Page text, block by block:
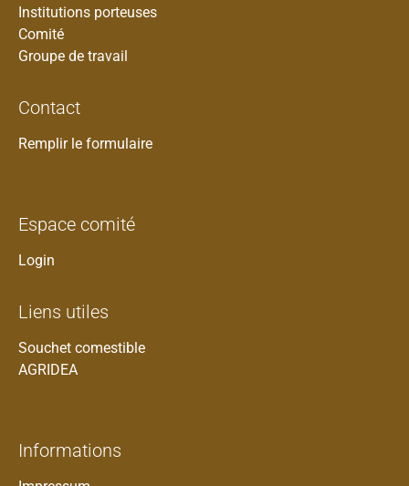
Institutions porteuses
Comité
Groupe de travail
Contact
Remplir le formulaire
Espace comité
Login
Liens utiles
Souchet comestible
AGRIDEA
Informations